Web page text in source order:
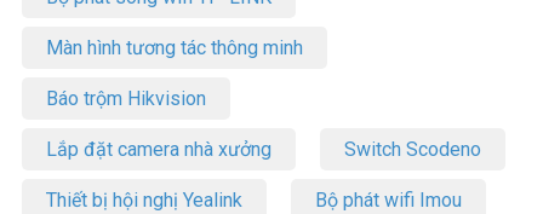
Màn hình tương tác thông minh
Báo trộm Hikvision
Lắp đặt camera nhà xưởng Switch Scodeno
Thiết bị hội nghị Yealink Bộ phát wifi Imou